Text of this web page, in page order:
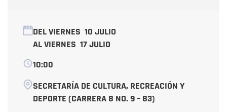
DEL VIERNES 10 JULIO
AL VIERNES 17 JULIO
10:00
SECRETARÍA DE CULTURA, RECREACIÓN Y
DEPORTE (CARRERA 8 NO. 9 – 83)